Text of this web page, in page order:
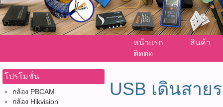
หน้าแรก
สินค้า
ติดต่อ
โปรโมชั่น
กล้อง PBCAM
กล้อง Hikvision
USB เดินสาย